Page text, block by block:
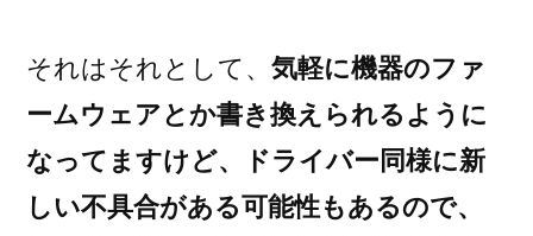
それはそれとして、 気軽に機器のファ
ームウェアとか書き換えられるように
なってますけど、ドライバー同様に新
しい不具合がある可能性もあるので、